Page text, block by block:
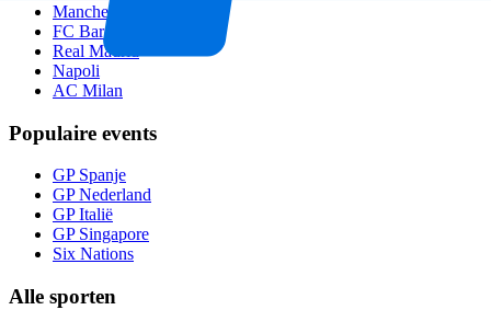
Manchester City
FC Barcelona
Real Madrid
Napoli
AC Milan
Populaire events
GP Spanje
GP Nederland
GP Italië
GP Singapore
Six Nations
Alle sporten